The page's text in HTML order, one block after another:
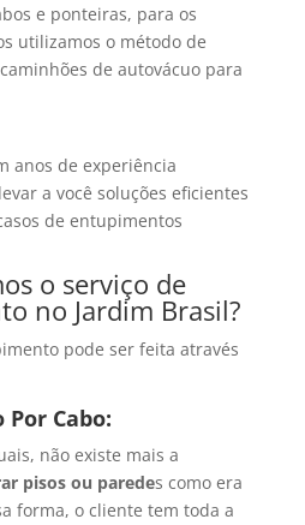
e ponteiras, para os
utilizamos o método de
de autovácuo para
anos de experiência
a você soluções eficientes
de entupimentos
o serviço de
no Jardim Brasil?
pode ser feita através
Cabo:
não existe mais a
pisos ou paredes como era
forma, o cliente tem toda a